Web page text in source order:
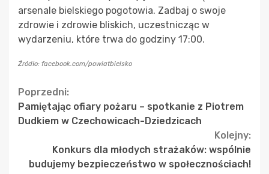
arsenale bielskiego pogotowia. Zadbaj o swoje
zdrowie i zdrowie bliskich, uczestnicząc w
wydarzeniu, które trwa do godziny 17:00.
Źródło: facebook.com/powiatbielsko
Continue
Reading
Poprzedni:
Pamiętając ofiary pożaru – spotkanie z Piotrem
Dudkiem w Czechowicach-Dziedzicach
Kolejny:
Konkurs dla młodych strażaków: wspólnie
budujemy bezpieczeństwo w społecznościach!